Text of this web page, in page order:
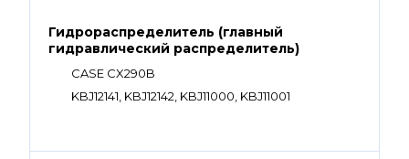
Гидрораспределитель (главный
гидравлический распределитель)
CASE CX290B
KBJ12141, KBJ12142, KBJ11000, KBJ11001